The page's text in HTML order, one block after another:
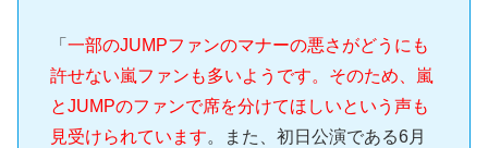
「 一部のJUMPファンのマナーの悪さがどうにも
許せない嵐ファンも多いようです。そのため、嵐
とJUMPのファンで席を分けてほしいという声も
見受けられています。また、初日公演である6月